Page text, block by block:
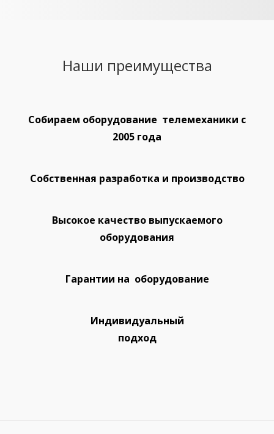
Наши преимущества
Собираем оборудование телемеханики с
2005 года
Собственная разработка и производство
Высокое качество выпускаемого
оборудования
Гарантии на оборудование
Индивидуальный
подход